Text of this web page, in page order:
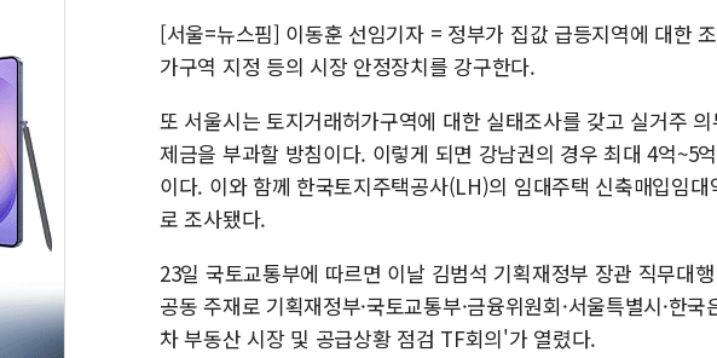
[서울=뉴스핌] 이동훈 선임기자 = 정부가 집값 급등지역에 대한
가구역 지정 등의 시장 안정장치를 강구한다.
또 서울시는 토지거래허가구역에 대한 실태조사를 갖고 실거주
제금을 부과할 방침이다. 이렇게 되면 강남권의 경우 최대 4억~5
이다. 이와 함께 한국토지주택공사(LH)의 임대주택 신축매입임
로 조사됐다.
23일 국토교통부에 따르면 이날 김범석 기획재정부 장관 직무대
공동 주재로 기획재정부·국토교통부·금융위원회·서울특별시·한
차 부동산 시장 및 공급상황 점검 TF회의'가 열렸다.